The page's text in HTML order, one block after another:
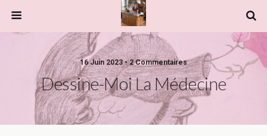
16 Juin 2023 • 2 Commentaires
Dessine-Moi La Médecine